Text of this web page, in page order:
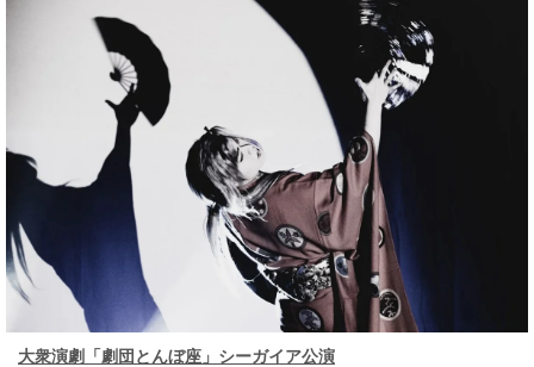
大衆演劇「劇団とんぼ座」シーガイア公演